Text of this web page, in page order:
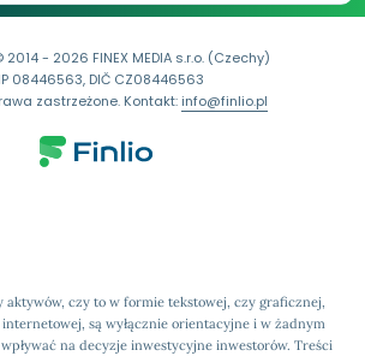
aktywów, czy to w formie tekstowej, czy graficznej,
są wyłącznie orientacyjne i w żadnym
na decyzje inwestycyjne inwestorów. Treści
- 2026 FINEX MEDIA s.r.o. (Czechy)
08446563, DIČ CZ08446563
zastrzeżone. Kontakt:info@finlio.pl